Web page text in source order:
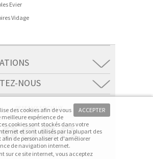
ACCEPTER
des cookies afin de vous
meilleure expérience de
cookies sont stockés dans votre
et sont utilisés par la plupart des
afin de personaliser et d'améliorer
de navigation internet.
sur ce site internet, vous acceptez
Evier
Vidage
NOUS
RESEAUX SOCIAUX